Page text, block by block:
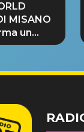
MISANO
un